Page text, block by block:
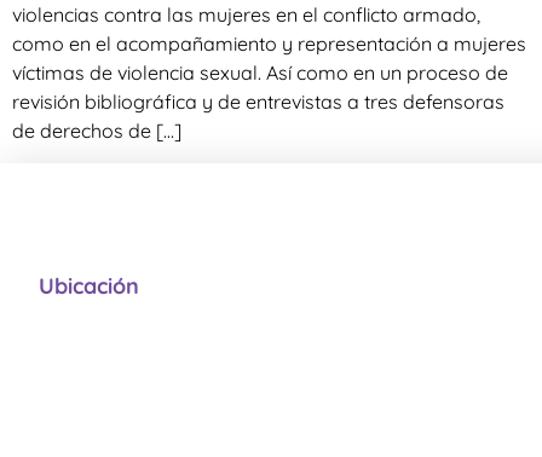
violencias contra las mujeres en el conflicto armado,
como en el acompañamiento y representación a mujeres
víctimas de violencia sexual. Así como en un proceso de
revisión bibliográfica y de entrevistas a tres defensoras
de derechos de […]
Ubicación